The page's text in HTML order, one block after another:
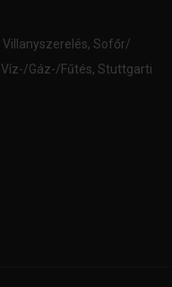
Villanyszerelés, Sofőr/
Víz-/Gáz-/Fűtés, Stuttgarti